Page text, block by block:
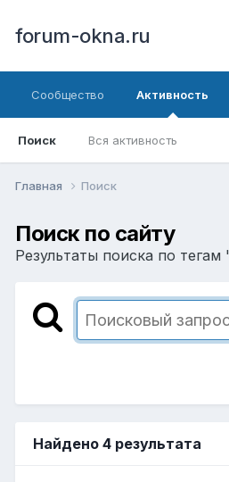
forum-okna.ru
Сообщество Активность
Поиск Вся активность
Главная Поиск
Поиск по сайту
Результаты поиска по
Найдено 4 результата